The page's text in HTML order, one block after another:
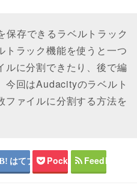
存できるラベルトラック
トラック機能を使うと一つ
ルに分割できたり、後で編
今回はAudacityのラベルト
ファイルに分割する方法を
はてブ Pocket Feedly